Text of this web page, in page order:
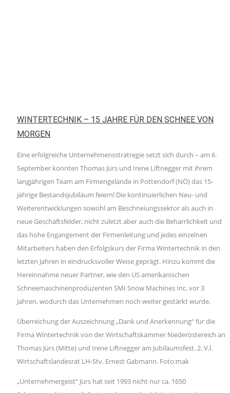
WINTERTECHNIK – 15 JAHRE FÜR DEN SCHNEE VON
MORGEN
Eine erfolgreiche Unternehmensstratregie setzt sich durch – am 6.
September konnten Thomas Jürs und Irene Liftnegger mit ihrem
langjährigen Team am Firmengelände in Pottendorf (NÖ) das 15-
jährige Bestandsjubiläum feiern! Die kontinuierlichen Neu- und
Weiterentwicklungen sowohl am Beschneiungssektor als auch in
neue Geschäftsfelder, nicht zuletzt aber auch die Beharrlichkeit und
das hohe Engangement der Firmenleitung und jedes einzelnen
Mitarbeiters haben den Erfolgskurs der Firma Wintertechnik in den
letzten Jahren in eindrucksvoller Weise geprägt. Hinzu kommt die
Hereinnahme neuer Partner, wie den US amerikanischen
Schneemaschinenproduzenten SMI Snow Machines Inc. vor 3
Jahren, wodurch das Unternehmen noch weiter gestärkt wurde.
Überreichung der Auszeichnung „Dank und Anerkennung“ für die
Firma Wintertechnik von der Wirtschaftskammer Niederöstereich an
Thomas Jürs (Mitte) und Irene Liftnegger am Jubiläumsfest. 2. V.l.
Wirtschaftslandesrat LH-Stv. Ernest Gabmann. Foto:mak
„Unternehmergeist“ Jürs hat seit 1993 nicht nur ca. 1650